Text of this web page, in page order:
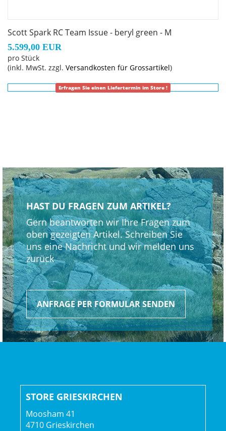
Scott Spark RC Team Issue - beryl green - M
5.599,00 EUR
pro Stück
(inkl. MwSt. zzgl. Versandkosten für Grossartikel)
Erfragen Sie einen Liefertermin im Store !
HAST DU FRAGEN ZUM ARTIKEL?
Gern beantworten wir Ihre Fragen zum
oben gezeigten Artikel. Schreiben Sie
uns eine Nachricht und wir melden uns
zurück
ANFRAGE PER FORMULAR SENDEN
STORE GRIESKIRCHEN
Moosham 41
4710 Grieskirchen